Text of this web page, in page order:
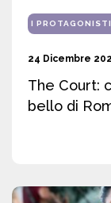
I
24 Dicembre
The Court:
bello di